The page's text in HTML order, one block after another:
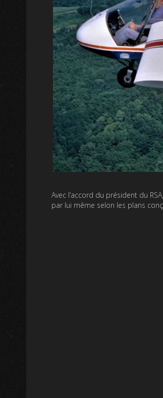
Avec l’accord du président du
par lui même selon les plans